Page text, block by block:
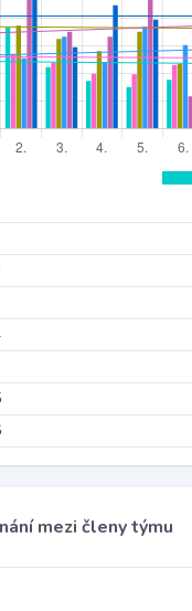
mezi členy týmu